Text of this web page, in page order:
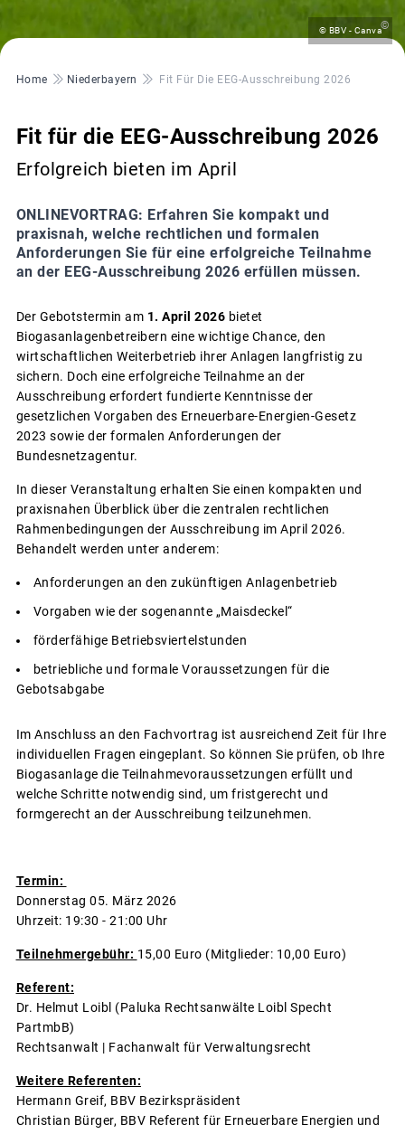
© BBV - Canva©
Pfadnavigation
Home Niederbayern Fit Für Die EEG-Ausschreibung 2026
Fit für die EEG-Ausschreibung 2026
Erfolgreich bieten im April
ONLINEVORTRAG: Erfahren Sie kompakt und
praxisnah, welche rechtlichen und formalen
Anforderungen Sie für eine erfolgreiche Teilnahme
an der EEG-Ausschreibung 2026 erfüllen müssen.
Der Gebotstermin am 1. April 2026 bietet
Biogasanlagenbetreibern eine wichtige Chance, den
wirtschaftlichen Weiterbetrieb ihrer Anlagen langfristig zu
sichern. Doch eine erfolgreiche Teilnahme an der
Ausschreibung erfordert fundierte Kenntnisse der
gesetzlichen Vorgaben des Erneuerbare-Energien-Gesetz
2023 sowie der formalen Anforderungen der
Bundesnetzagentur.
In dieser Veranstaltung erhalten Sie einen kompakten und
praxisnahen Überblick über die zentralen rechtlichen
Rahmenbedingungen der Ausschreibung im April 2026.
Behandelt werden unter anderem:
Anforderungen an den zukünftigen Anlagenbetrieb
Vorgaben wie der sogenannte „Maisdeckel“
förderfähige Betriebsviertelstunden
betriebliche und formale Voraussetzungen für die
Gebotsabgabe
Im Anschluss an den Fachvortrag ist ausreichend Zeit für Ihre
individuellen Fragen eingeplant. So können Sie prüfen, ob Ihre
Biogasanlage die Teilnahmevoraussetzungen erfüllt und
welche Schritte notwendig sind, um fristgerecht und
formgerecht an der Ausschreibung teilzunehmen.
Termin:
Donnerstag 05. März 2026
Uhrzeit: 19:30 - 21:00 Uhr
Teilnehmergebühr: 15,00 Euro (Mitglieder: 10,00 Euro)
Referent:
Dr. Helmut Loibl (Paluka Rechtsanwälte Loibl Specht
PartmbB)
Rechtsanwalt | Fachanwalt für Verwaltungsrecht
Weitere Referenten:
Hermann Greif, BBV Bezirkspräsident
Christian Bürger, BBV Referent für Erneuerbare Energien und